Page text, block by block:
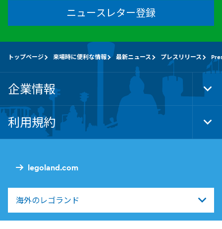
ニュースレター登録
legoland.com
海外のレゴランド
トップページ 来場時に便利な情報 最新ニュース プレスリリース
企業情報
利用規約